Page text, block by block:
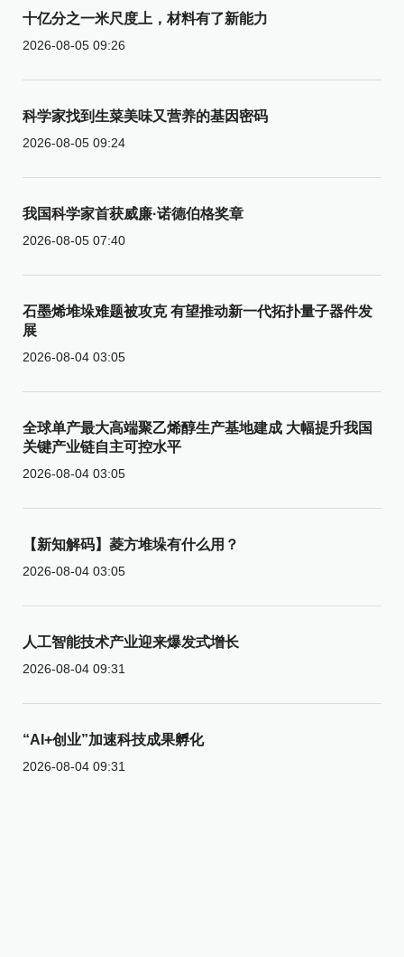
十亿分之一米尺度上，材料有了新能力
2026-08-05 09:26
科学家找到生菜美味又营养的基因密码
2026-08-05 09:24
我国科学家首获威廉·诺德伯格奖章
2026-08-05 07:40
石墨烯堆垛难题被攻克 有望推动新一代拓扑量子器件发
展
2026-08-04 03:05
全球单产最大高端聚乙烯醇生产基地建成 大幅提升我国
关键产业链自主可控水平
2026-08-04 03:05
【新知解码】菱方堆垛有什么用？
2026-08-04 03:05
人工智能技术产业迎来爆发式增长
2026-08-04 09:31
“AI+创业”加速科技成果孵化
2026-08-04 09:31